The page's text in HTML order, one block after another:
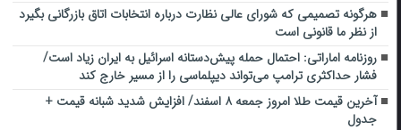
هرگونه تصمیمی که شورای عالی نظارت درباره انتخابات اتاق بازرگانی بگیرد
از نظر ما قانونی است
روزنامه اماراتی: احتمال حمله پیش‌دستانه اسرائیل به ایران زیاد است/
فشار حداکثری ترامپ می‌تواند دیپلماسی را از مسیر خارج کند
آخرین قیمت طلا امروز جمعه ۸ اسفند/ افزایش شدید شبانه قیمت +
جدول